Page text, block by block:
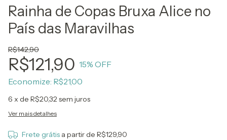
Rainha de Copas Bruxa Alice no
País das Maravilhas
R$142,90
R$121,90 15% OFF
Economize: R$21,00
6 x de R$20,32sem juros
Ver mais detalhes
Frete grátis a partir de R$129,90